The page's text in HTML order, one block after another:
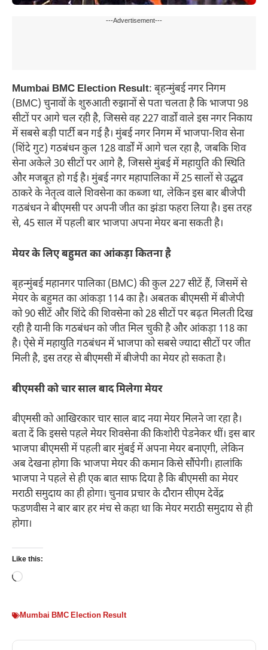
---Advertisement---
Mumbai BMC Election Result: बृहन्मुंबई नगर निगम
(BMC) चुनावों के शुरुआती रुझानों से पता चलता है कि भाजपा 98
सीटों पर आगे चल रही है, जिससे वह 227 वार्डों वाले इस नगर निकाय
में सबसे बड़ी पार्टी बन गई है। मुंबई नगर निगम में भाजपा-शिव सेना
(शिंदे गुट) गठबंधन कुल 128 वार्डों में आगे चल रहा है, जबकि शिव
सेना अकेले 30 सीटों पर आगे है, जिससे मुंबई में महायुति की स्थिति
और मजबूत हो गई है। मुंबई नगर महापालिका में 25 सालों से उद्धव
ठाकरे के नेतृत्व वाले शिवसेना का कब्जा था, लेकिन इस बार बीजेपी
गठबंधन ने बीएमसी पर अपनी जीत का झंडा फहरा लिया है। इस तरह
से, 45 साल में पहली बार भाजपा अपना मेयर बना सकती है।
मेयर के लिए बहुमत का आंकड़ा कितना है
बृहन्मुंबई महानगर पालिका (BMC) की कुल 227 सीटें हैं, जिसमें से
मेयर के बहुमत का आंकड़ा 114 का है। अबतक बीएमसी में बीजेपी
को 90 सीटें और शिंदे की शिवसेना को 28 सीटों पर बढ़त मिलती दिख
रही है यानी कि गठबंधन को जीत मिल चुकी है और आंकड़ा 118 का
है। ऐसे में महायुति गठबंधन में भाजपा को सबसे ज्यादा सीटों पर जीत
मिली है, इस तरह से बीएमसी में बीजेपी का मेयर हो सकता है।
बीएमसी को चार साल बाद मिलेगा मेयर
बीएमसी को आखिरकार चार साल बाद नया मेयर मिलने जा रहा है।
बता दें कि इससे पहले मेयर शिवसेना की किशोरी पेडनेकर थीं। इस बार
भाजपा बीएमसी में पहली बार मुंबई में अपना मेयर बनाएगी, लेकिन
अब देखना होगा कि भाजपा मेयर की कमान किसे सौंपेगी। हालांकि
भाजपा ने पहले से ही एक बात साफ दिया है कि बीएमसी का मेयर
मराठी समुदाय का ही होगा। चुनाव प्रचार के दौरान सीएम देवेंद्र
फडणवीस ने बार बार हर मंच से कहा था कि मेयर मराठी समुदाय से ही
होगा।
Like this:
Loading…
Mumbai BMC Election Result